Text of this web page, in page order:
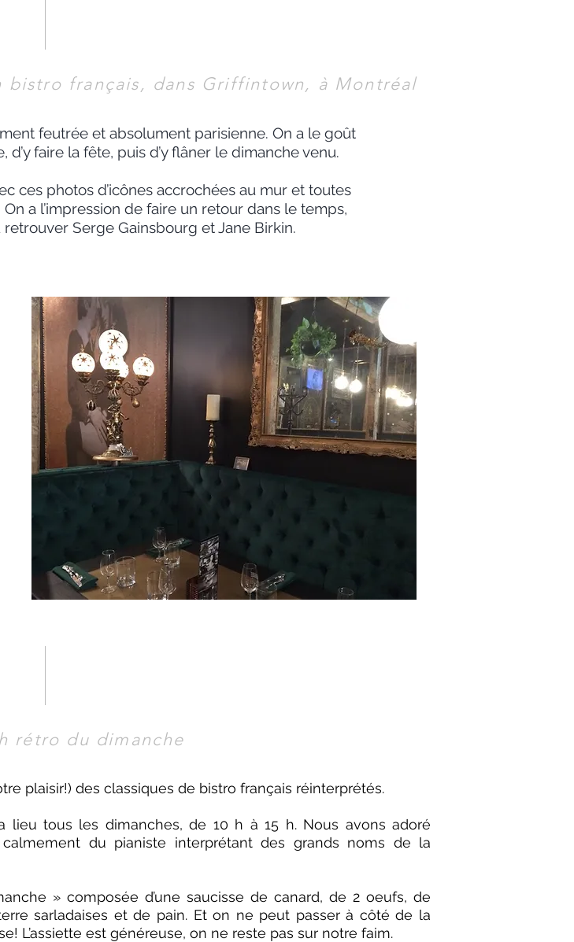
bistro français, dans Griffintown, à Montréal
feutrée et absolument parisienne. On a le goût
faire la fête, puis d’y flâner le dimanche venu.
ces photos d’icônes accrochées au mur et toutes
a l’impression de faire un retour dans le temps,
Serge Gainsbourg et Jane Birkin.
rétro du dimanche
plaisir!) des classiques de bistro français réinterprétés.
tous les dimanches, de 10 h à 15 h. Nous avons adoré
du pianiste interprétant des grands noms de la
» composée d’une saucisse de canard, de 2 oeufs, de
sarladaises et de pain. Et on ne peut passer à côté de la
L’assiette est généreuse, on ne reste pas sur notre faim.